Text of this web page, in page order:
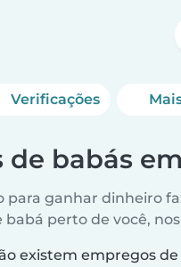
Verificações
de babás
para ganhar dinheiro
perto de você,
existem empregos